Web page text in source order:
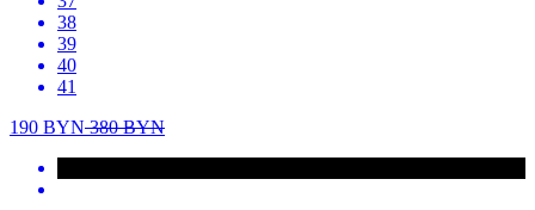
38
39
40
41
190 BYN380BYN